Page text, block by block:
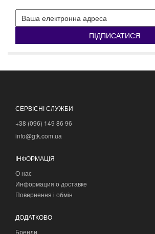
ПІДПИСАТИСЯ
СЕРВІСНІ СЛУЖБИ
+38 (096) 149 86 96
info@gtk.com.ua
ІНФОРМАЦІЯ
О нас
Информация о доставке
Повернення і обмін
ДОДАТКОВО
Бренди